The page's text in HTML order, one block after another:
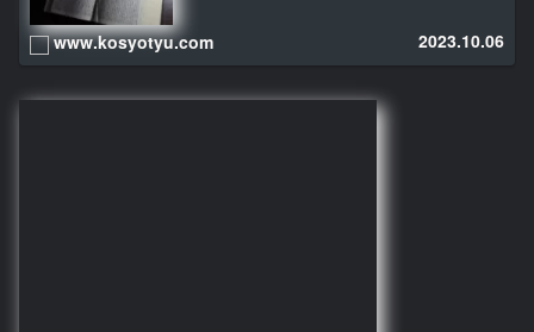
www.kosyotyu.com 2023.10.06